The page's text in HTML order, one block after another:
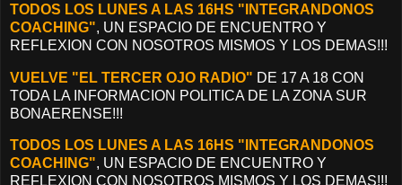
TODOS LOS LUNES A LAS 16HS "INTEGRANDONOS
COACHING", UN ESPACIO DE ENCUENTRO Y
REFLEXION CON NOSOTROS MISMOS Y LOS DEMAS!!!
VUELVE "EL TERCER OJO RADIO" DE 17 A 18 CON
TODA LA INFORMACION POLITICA DE LA ZONA SUR
BONAERENSE!!!
TODOS LOS LUNES A LAS 16HS "INTEGRANDONOS
COACHING", UN ESPACIO DE ENCUENTRO Y
REFLEXION CON NOSOTROS MISMOS Y LOS DEMAS!!!